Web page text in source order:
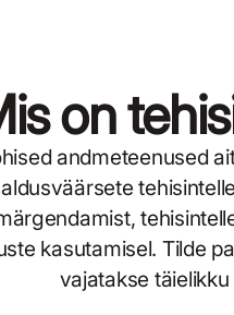
on
andmeteenused
kasutamisel. Tilde
vajatakse